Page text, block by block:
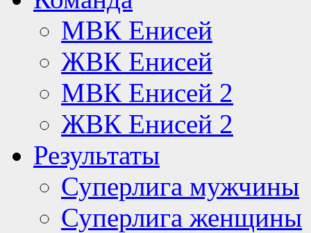
МВК Енисей
ЖВК Енисей
МВК Енисей 2
ЖВК Енисей 2
Результаты
Суперлига мужчины
Суперлига женщины